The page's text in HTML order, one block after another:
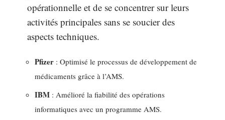
opérationnelle et de se concentrer sur leurs
activités principales sans se soucier des
aspects techniques.
Pfizer : Optimisé le processus de développement de
médicaments grâce à l’AMS.
IBM : Amélioré la fiabilité des opérations
informatiques avec un programme AMS.